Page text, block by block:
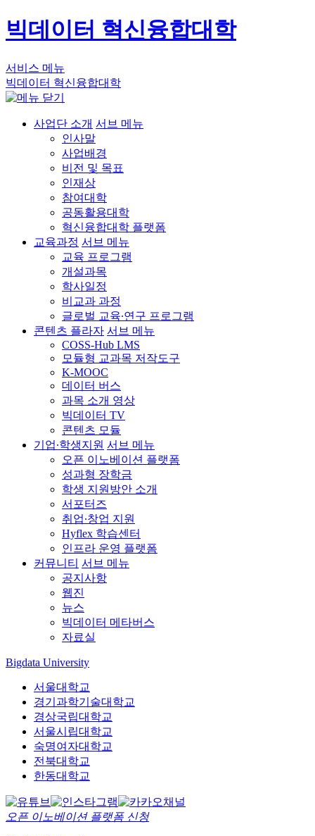
빅데이터 혁신융합대학
서비스 메뉴
빅데이터 혁신융합대학
사업단 소개 서브 메뉴
인사말
사업배경
비전 및 목표
인재상
참여대학
공동활용대학
혁신융합대학 플랫폼
교육과정 서브 메뉴
교육 프로그램
개설과목
학사일정
비교과 과정
글로벌 교육∙연구 프로그램
콘텐츠 플라자 서브 메뉴
COSS-Hub LMS
모듈형 교과목 저작도구
K-MOOC
데이터 버스
과목 소개 영상
빅데이터 TV
콘텐츠 모듈
기업∙학생지원 서브 메뉴
오픈 이노베이션 플랫폼
성과형 장학금
학생 지원방안 소개
서포터즈
취업∙창업 지원
Hyflex 학습센터
인프라 운영 플랫폼
커뮤니티 서브 메뉴
공지사항
웹진
뉴스
빅데이터 메타버스
자료실
Bigdata University
서울대학교
경기과학기술대학교
경상국립대학교
서울시립대학교
숙명여자대학교
전북대학교
한동대학교
오픈 이노베이션 플랫폼 신청